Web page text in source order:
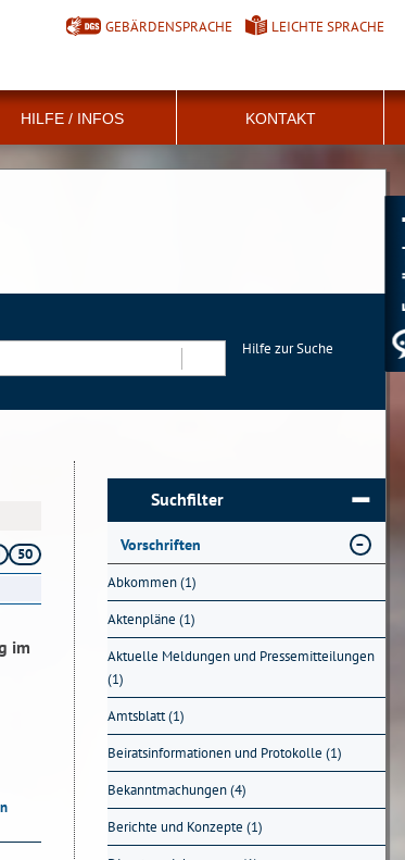
GEBÄRDENSPRACHE LEICHTE SPRACHE
HILFE / INFOS KONTAKT
Hilfe zur Suche
50
im
Suchfilter
Vorschriften
Abkommen (1)
Aktenpläne (1)
Aktuelle Meldungen und Pressemitteilungen
(1)
Amtsblatt (1)
Beiratsinformationen und Protokolle (1)
Bekanntmachungen (4)
Berichte und Konzepte (1)